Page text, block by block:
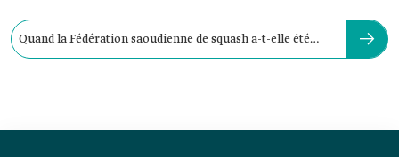
Quand la Fédération saoudienne de squash a-t-elle été